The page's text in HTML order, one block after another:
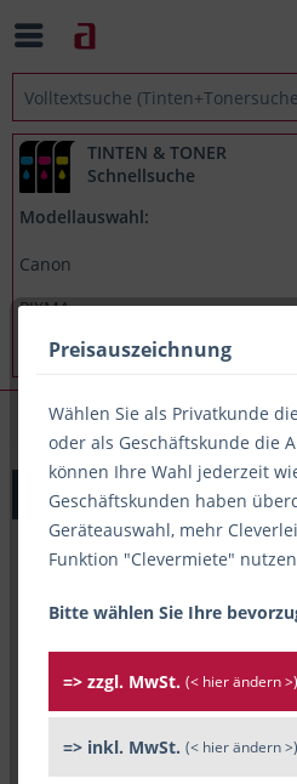
TINTEN & TONER
Schnellsuche
Modellauswahl:
Canon PIXMA TS8350
Original Tinte Canon CLI-
Preisauszeichnung
Wählen Sie als Privatkunde
oder als Geschäftskunde die
können Ihre Wahl jederzeit
Geschäftskunden haben
Geräteauswahl, mehr
Funktion "Clevermiete"
Bitte wählen Sie Ihre
=> zzgl. MwSt. (< hier ändern >)
=> inkl. MwSt. (< hier ändern >)